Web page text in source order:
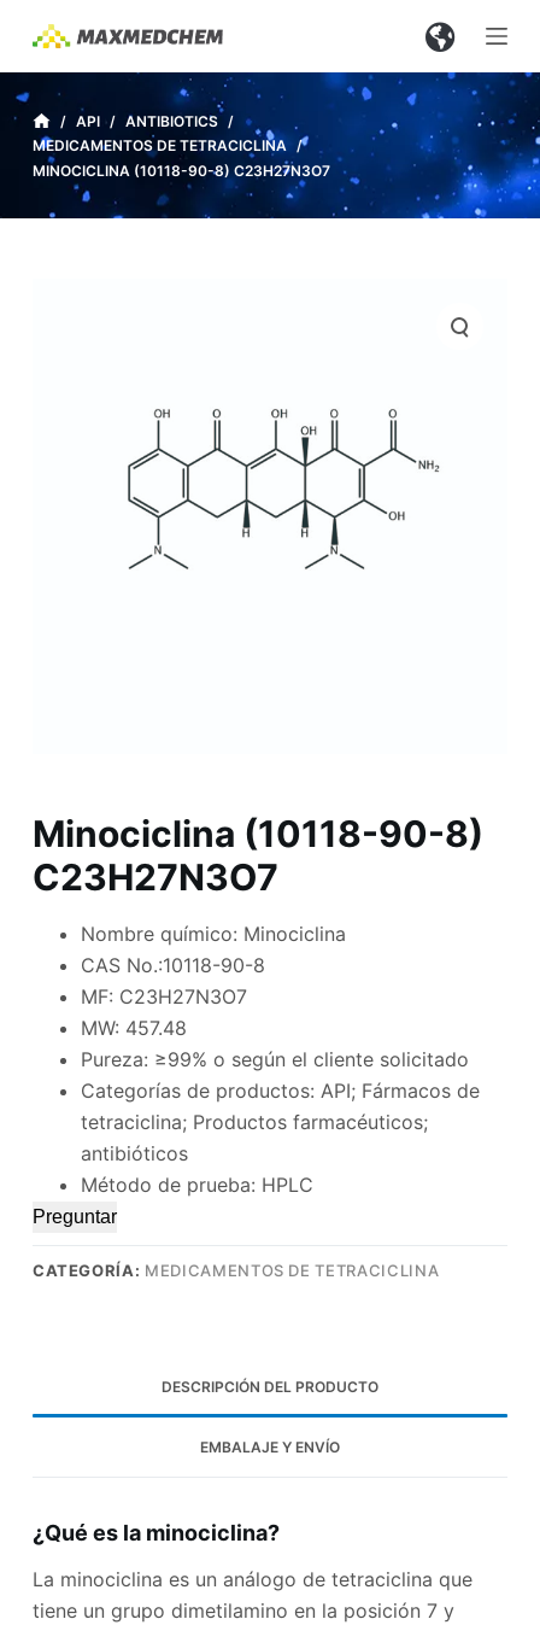
l
a
a
/ API / ANTIBIOTICS /
MEDICAMENTOS DE TETRACICLINA /
MINOCICLINA (10118-90-8) C23H27N3O7
Minociclina (10118-90-8)
C23H27N3O7
Nombre químico: Minociclina
CAS No.:10118-90-8
MF: C23H27N3O7
MW: 457.48
Pureza: ≥99% o según el cliente solicitado
Categorías de productos: API; Fármacos de
tetraciclina; Productos farmacéuticos;
antibióticos
Método de prueba: HPLC
Preguntar
CATEGORÍA: MEDICAMENTOS DE TETRACICLINA
DESCRIPCIÓN DEL PRODUCTO
EMBALAJE Y ENVÍO
¿Qué es la minociclina?
La minociclina es un análogo de tetraciclina que
tiene un grupo dimetilamino en la posición 7 y